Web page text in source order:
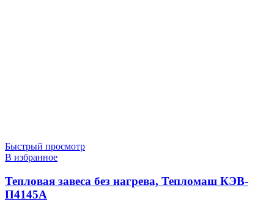
Быстрый просмотр
В избранное
Тепловая завеса без нагрева, Тепломаш КЭВ-
П4145A